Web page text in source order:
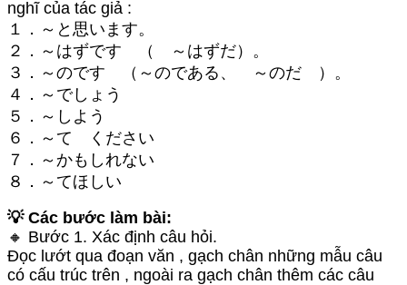
nghĩ của tác giả :
１．～と思います。
２．～はずです （ ～はずだ）。
３．～のです （～のである、 ～のだ ）。
４．～でしょう
５．～しよう
６．～て ください
７．～かもしれない
８．～てほしい
💡 Các bước làm bài:
🔸 Bước 1. Xác định câu hỏi.
Đọc lướt qua đoạn văn , gạch chân những mẫu câu
có cấu trúc trên , ngoài ra gạch chân thêm các câu